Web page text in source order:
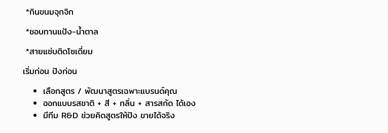
*กินขนมจุกจิก
*ชอบทานแป้ง-น้ำตาล
*สายแซ่บติดโซเดี่ยม
เริ่มก่อน ปังก่อน
เลือกสูตร / พัฒนาสูตรเฉพาะแบรนด์คุณ
ออกแบบรสชาติ + สี + กลิ่น + สารสกัด ได้เอง
มีทีม R&D ช่วยคิดสูตรให้ปัง ขายได้จริง